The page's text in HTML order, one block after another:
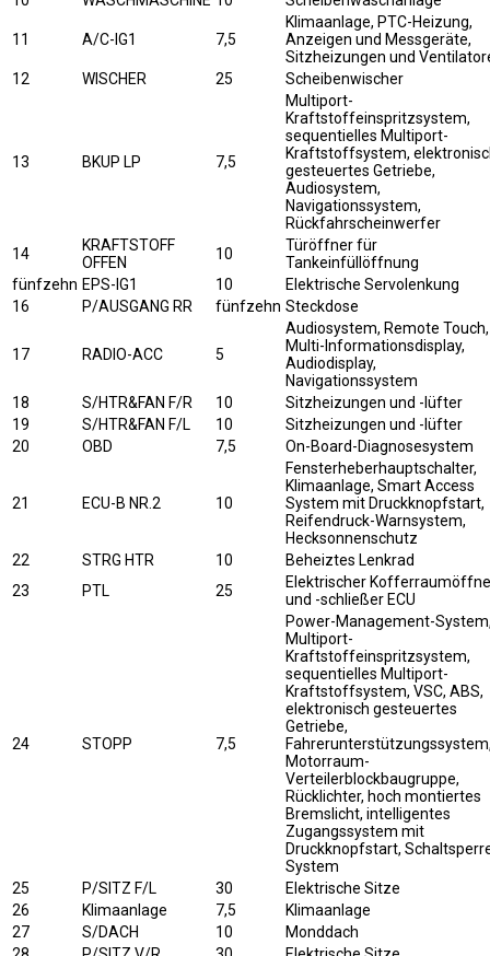
11 A/C-IG1 7,5
Klimaanlage, PTC-Heizung,
Anzeigen und Messgeräte,
Sitzheizungen und
12
WISCHER 25 Scheibenwischer
13 BKUP LP 7,5
Multiport-
Kraftstoffeinspritzsystem,
sequentielles Multiport-
Kraftstoffsystem,
gesteuertes Getriebe,
Audiosystem,
Navigationssystem,
Rückfahrscheinwerfer
14
KRAFTSTOFF
OFFEN
10
Türöffner für
Tankeinfüllöffnung
fünfzehn EPS-IG1 10
Elektrische Servolenkung
16
P/AUSGANG RR fünfzehn Steckdose
17 RADIO-ACC 5
Audiosystem, Remote Touch,
Multi-Informationsdisplay,
Audiodisplay,
Navigationssystem
18
S/HTR&FAN F/R 10
Sitzheizungen und -lüfter
19
S/HTR&FAN F/L 10
Sitzheizungen und -lüfter
20
OBD 7,5 On-Board-Diagnosesystem
21 ECU-B NR.2 10
Fensterheberhauptschalter,
Klimaanlage, Smart Access
System mit Druckknopfstart,
Reifendruck-Warnsystem,
Hecksonnenschutz
22
STRG HTR 10
Beheiztes Lenkrad
23
PTL 25
Elektrischer
und -schließer ECU
24 STOPP 7,5
Power-Management-
Multiport-
Kraftstoffeinspritzsystem,
sequentielles Multiport-
Kraftstoffsystem, VSC, ABS,
elektronisch gesteuertes
Getriebe,
Motorraum-
Verteilerblockbaugruppe,
Rücklichter, hoch montiertes
Bremslicht, intelligentes
Zugangssystem mit
Druckknopfstart,
System
25
P/SITZ F/L 30
Elektrische Sitze
26
Klimaanlage 7,5
Klimaanlage
27
S/DACH 10
Monddach